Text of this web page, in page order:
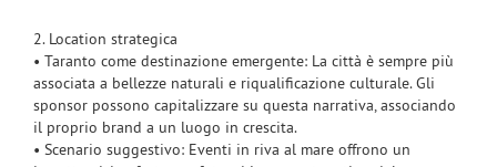
2. Location strategica
• Taranto come destinazione emergente: La città è sempre più
associata a bellezze naturali e riqualificazione culturale. Gli
sponsor possono capitalizzare su questa narrativa, associando
il proprio brand a un luogo in crescita.
• Scenario suggestivo: Eventi in riva al mare offrono un